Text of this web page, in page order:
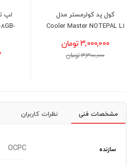
Cooler
لپ تاپ لنوو مدل LENOVO
V15 - Celeron(N4500)-8GB-
64,900,000 تومان
مشخصات فنی نظرات کاربران
سازنده OCPC